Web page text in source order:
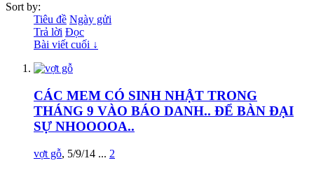
Sort by:
Tiêu đề Ngày gửi
Trả lời Đọc
Bài viết cuối ↓
CÁC MEM CÓ SINH NHẬT TRONG
THÁNG 9 VÀO BÁO DANH.. ĐỂ BÀN ĐẠI
SỰ NHOOOOA..
vợt gỗ, 5/9/14 ... 2